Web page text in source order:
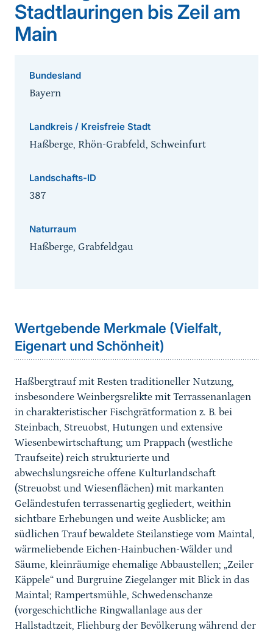
Stadtlauringen bis Zeil am
Main
Bundesland
Bayern
Landkreis / Kreisfreie Stadt
Haßberge, Rhön-Grabfeld, Schweinfurt
Landschafts-ID
387
Naturraum
Haßberge, Grabfeldgau
Wertgebende Merkmale (Vielfalt,
Eigenart und Schönheit)
Haßbergtrauf mit Resten traditioneller Nutzung,
insbesondere Weinbergsrelikte mit Terrassenanlagen
in charakteristischer Fischgrätformation z. B. bei
Steinbach, Streuobst, Hutungen und extensive
Wiesenbewirtschaftung; um Prappach (westliche
Traufseite) reich strukturierte und
abwechslungsreiche offene Kulturlandschaft
(Streuobst und Wiesenflächen) mit markanten
Geländestufen terrassenartig gegliedert, weithin
sichtbare Erhebungen und weite Ausblicke; am
südlichen Trauf bewaldete Steilanstiege vom Maintal,
wärmeliebende Eichen-Hainbuchen-Wälder und
Säume, kleinräumige ehemalige Abbaustellen; „Zeiler
Käppele“ und Burgruine Ziegelanger mit Blick in das
Maintal; Rampertsmühle, Schwedenschanze
(vorgeschichtliche Ringwallanlage aus der
Hallstadtzeit, Fliehburg der Bevölkerung während der